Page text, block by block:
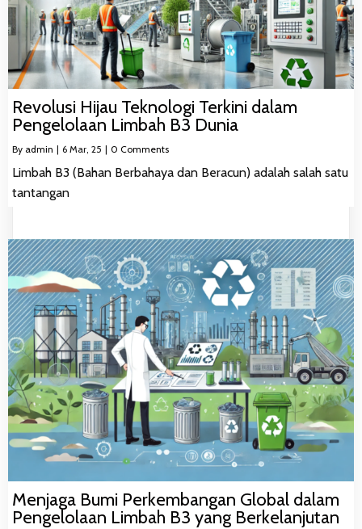
Revolusi Hijau Teknologi Terkini dalam
Pengelolaan Limbah B3 Dunia
By admin | 6 Mar, 25 | 0 Comments
Limbah B3 (Bahan Berbahaya dan Beracun) adalah salah satu
tantangan
Menjaga Bumi Perkembangan Global dalam
Pengelolaan Limbah B3 yang Berkelanjutan